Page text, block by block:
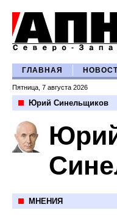
ГЛАВНАЯ
Пятница, 7 августа 2026
Юрий Синельщиков
МНЕНИЯ